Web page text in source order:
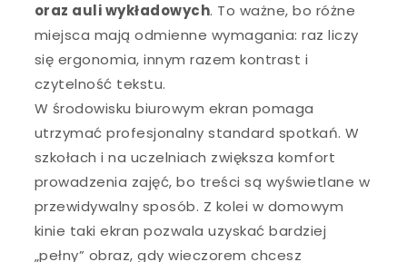
oraz auli wykładowych. To ważne, bo różne
miejsca mają odmienne wymagania: raz liczy
się ergonomia, innym razem kontrast i
czytelność tekstu.
W środowisku biurowym ekran pomaga
utrzymać profesjonalny standard spotkań. W
szkołach i na uczelniach zwiększa komfort
prowadzenia zajęć, bo treści są wyświetlane w
przewidywalny sposób. Z kolei w domowym
kinie taki ekran pozwala uzyskać bardziej
„pełny” obraz, gdy wieczorem chcesz